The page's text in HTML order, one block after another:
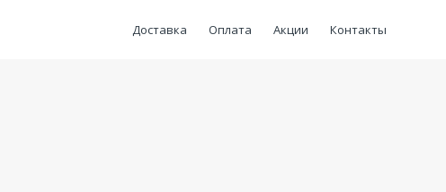
Доставка Оплата Акции Контакты